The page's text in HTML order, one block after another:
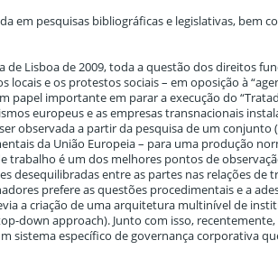
em pesquisas bibliográficas e legislativas, bem
de Lisboa de 2009, toda a questão dos direitos
locais e os protestos sociais – em oposição à
papel importante em parar a execução do
europeus e as empresas transnacionais
observada a partir da pesquisa de um
da União Europeia – para uma produção
trabalho é um dos melhores pontos de
desequilibradas entre as partes nas relações
prefere as questões procedimentais e a
a criação de uma arquitetura multinível de
down approach). Junto com isso,
sistema específico de governança corporativa